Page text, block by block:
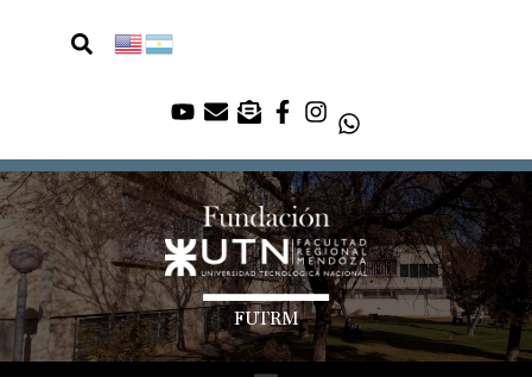
FUTRM